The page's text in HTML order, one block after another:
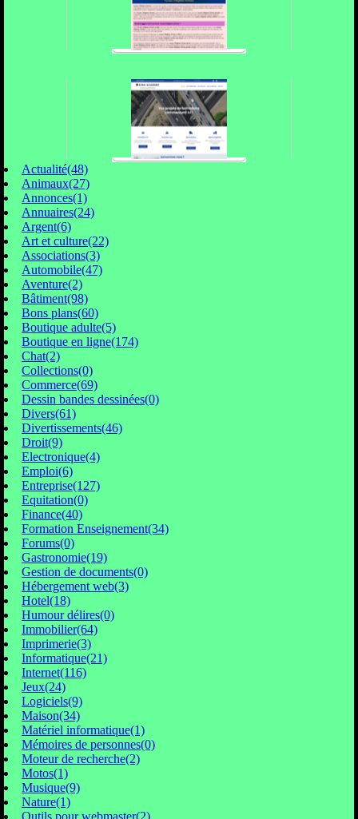
Actualité(48)
Animaux(27)
Annonces(1)
Annuaires(24)
Argent(6)
Art et culture(22)
Associations(3)
Automobile(47)
Aventure(2)
Bâtiment(98)
Bons plans(60)
Boutique adulte(5)
Boutique en ligne(174)
Chat(2)
Collections(0)
Commerce(69)
Dessin bandes dessinées(0)
Divers(61)
Divertissements(46)
Droit(9)
Electronique(4)
Emploi(6)
Entreprise(127)
Equitation(0)
Finance(40)
Formation Enseignement(34)
Forums(0)
Gastronomie(19)
Gestion de documents(0)
Hébergement web(3)
Hotel(18)
Humour délires(0)
Immobilier(64)
Imprimerie(3)
Informatique(21)
Internet(116)
Jeux(24)
Logiciels(9)
Maison(34)
Matériel informatique(1)
Mémoires de personnes(0)
Moteur de recherche(2)
Motos(1)
Musique(9)
Nature(1)
Outils pour webmaster(2)